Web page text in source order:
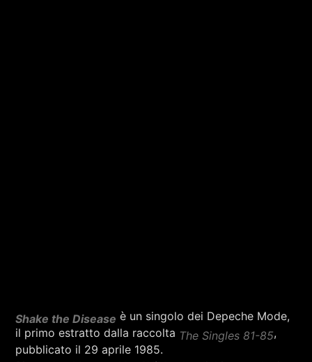
Shake the Disease è un singolo dei Depeche Mode,
il primo estratto dalla raccolta The Singles 81-85,
pubblicato il 29 aprile 1985.